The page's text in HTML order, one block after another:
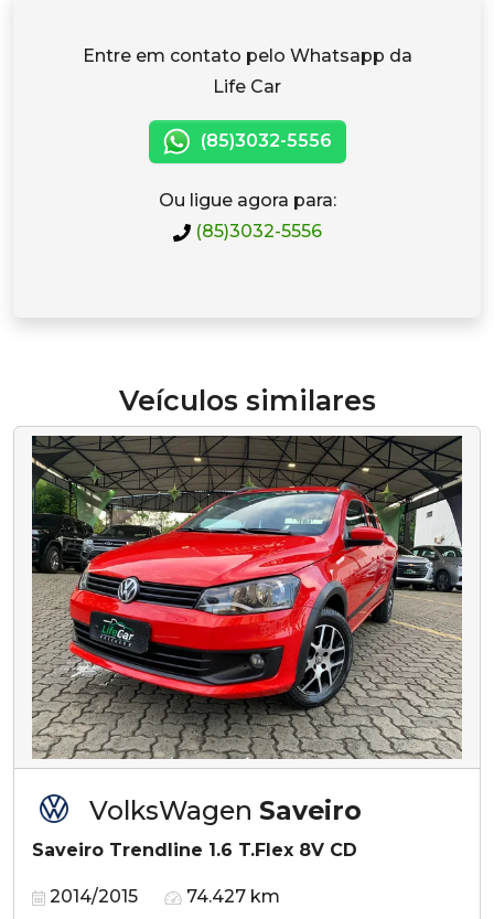
Entre em contato pelo Whatsapp da
Life Car
(85)3032-5556
Ou ligue agora para:
(85)3032-5556
Veículos similares
VolksWagen Saveiro
Saveiro Trendline 1.6 T.Flex 8V CD
2014/2015 74.427 km